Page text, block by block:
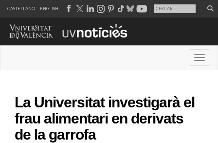
CASTELLANO ENGLISH
La Universitat investigarà el
frau alimentari en derivats
de la garrofa